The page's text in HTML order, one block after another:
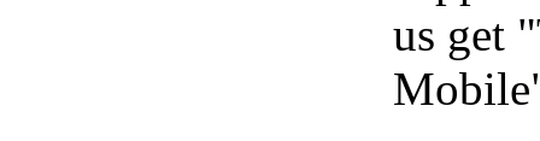
us get